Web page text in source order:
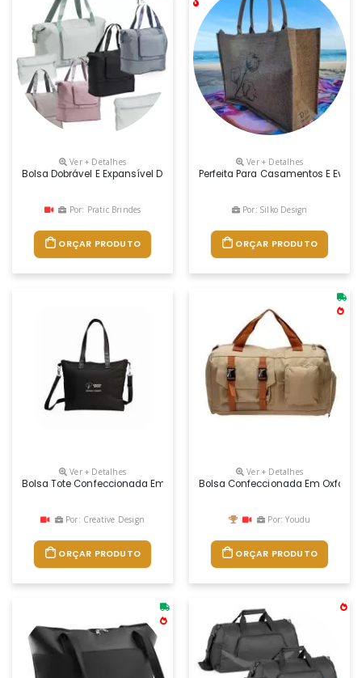
Ver + Detalhes
Bolsa Dobrável E Expansível De 35 Litros Em Poliéster À Prova Dágua
Por: Pratic Brindes
ORÇAR PRODUTO
Ver + Detalhes
Perfeita Para Casamentos E
Por: Silko Design
ORÇAR PRODUTO
Ver + Detalhes
Bolsa Tote Confeccionada Em Oxford Com Forro 100% Poliéster,
Por: Creative Design
ORÇAR PRODUTO
Ver + Detalhes
Bolsa Confeccionada Em Oxford
Por: Youdu
ORÇAR PRODUTO